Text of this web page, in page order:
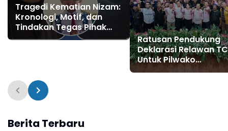
Tragedi Kematian Nizam:
Kronologi, Motif, dan
Tindakan Tegas Pihak
Berwenang
Ratusan Pendukung
Deklarasi Relawan
Untuk Pilwako
Singkawang 2024
Berita Terbaru